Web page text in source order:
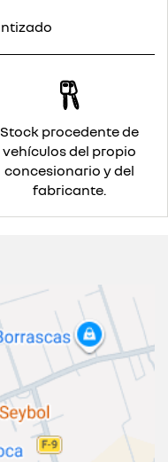
Stock procedente de
vehículos del propio
concesionario y del
fabricante.